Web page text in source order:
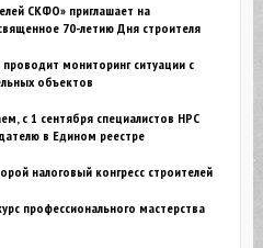
СКФО» приглашает на
70-летию Дня строителя
мониторинг ситуации с
объектов
с 1 сентября специалистов НРС
в Едином реестре
налоговый конгресс строителей
профессионального мастерства